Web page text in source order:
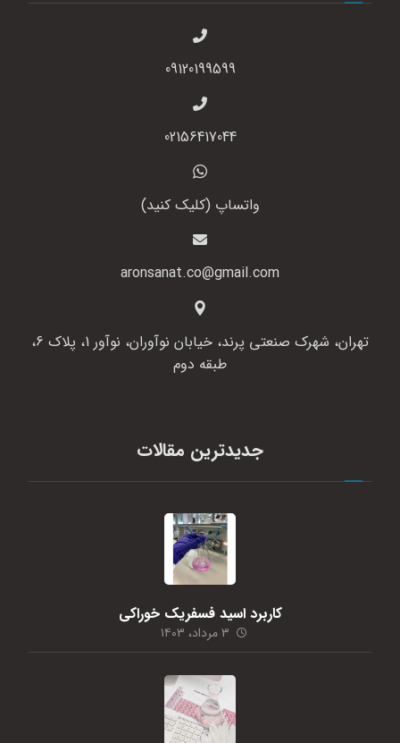
09120199599
02156417044
واتساپ (کلیک کنید)
aronsanat.co@gmail.com
تهران، شهرک صنعتی پرند، خیابان نوآوران، نوآور 1، پلاک 6،
طبقه دوم
جدیدترین مقالات
کاربرد اسید فسفریک خوراکی
۳ مرداد، ۱۴۰۳